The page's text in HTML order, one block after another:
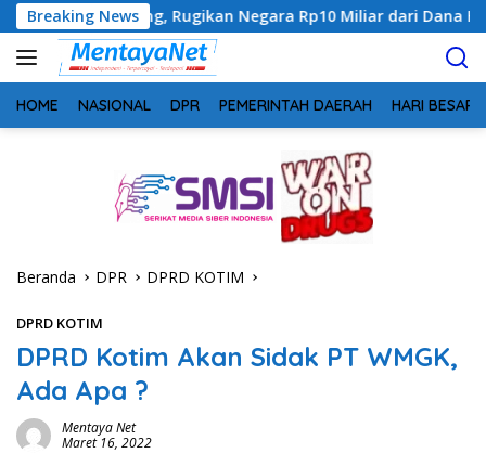
Langsung
ke
konten
Breaking News
Rugikan Negara Rp10 Miliar dari Dana Hibah Rp40 Miliar
HOME NASIONAL DPR PEMERINTAH DAERAH HARI BESAR
Beranda DPR DPRD KOTIM
DPRD KOTIM
DPRD Kotim Akan Sidak PT WMGK,
Ada Apa ?
Mentaya Net
Maret 16, 2022